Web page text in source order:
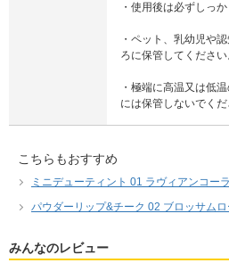
・使用後は必ずしっ
・ペット、乳幼児や
ろに保管してください
・極端に高温又は低
には保管しないでくだ
こちらもおすすめ
ミニデューティント 01 ラヴィアンコー
パウダーリップ&チーク 02 ブロッサム
みんなのレビュー